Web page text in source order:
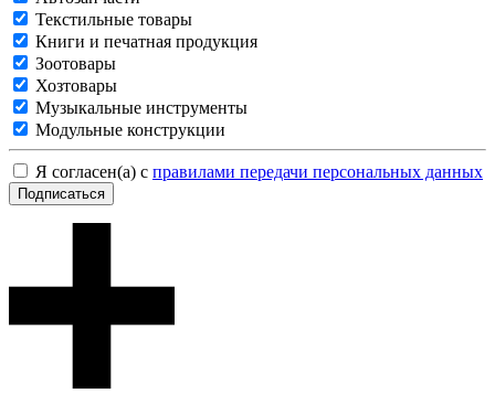
Текстильные товары
Книги и печатная продукция
Зоотовары
Хозтовары
Музыкальные инструменты
Модульные конструкции
Я согласен(а) с правилами передачи персональных данных
Подписаться